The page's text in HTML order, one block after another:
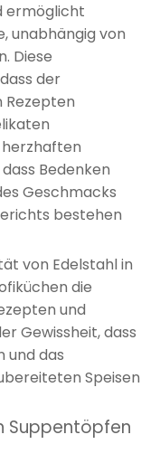
ermöglicht
unabhängig von
Diese
der
Rezepten
Bedenken
Geschmacks
bestehen
von Edelstahl in
die
und
Gewissheit, dass
und das
Speisen
Suppentöpfen